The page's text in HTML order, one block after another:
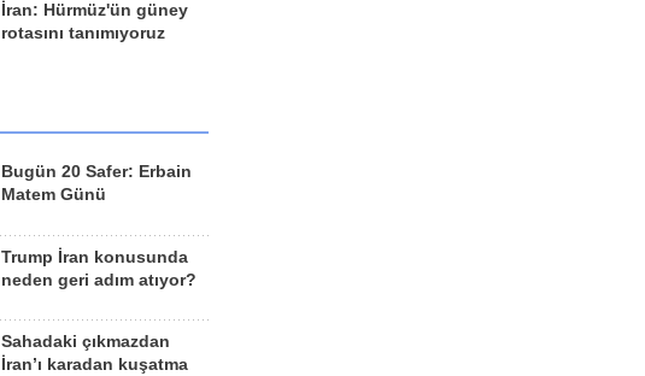
İran: Hürmüz'ün güney
rotasını tanımıyoruz
Bugün 20 Safer: Erbain
Matem Günü
Trump İran konusunda
neden geri adım atıyor?
Sahadaki çıkmazdan
İran’ı karadan kuşatma